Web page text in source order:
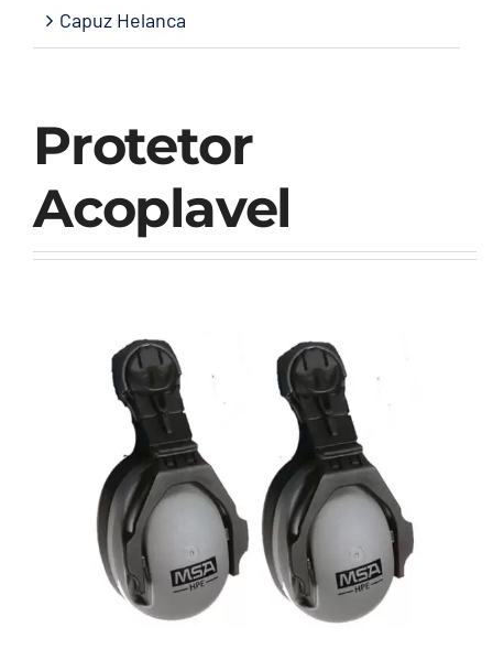
Protetor
Acoplavel
Capuz Helanca